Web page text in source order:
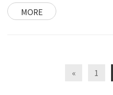
MORE
« 1